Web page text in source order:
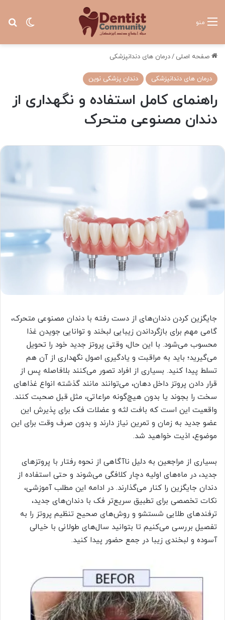
تغییر منو
صفحه اصلی /درمان های دندانپزشکی
درمان های دندانپزشکی دندان پزشکی نوین
راهنمای کامل استفاده و نگهداری از
دندان مصنوعی متحرک
جایگزین کردن دندان‌های از دست رفته با دندان مصنوعی متحرک،
گامی مهم برای بازگرداندن زیبایی لبخند و توانایی جویدن غذا
محسوب می‌شود. با این حال، وقتی پروتز جدید خود را تحویل
می‌گیرید؛ باید به مراقبت و یادگیری اصول نگهداری از آن هم
تسلط پیدا کنید. بسیاری از افراد تصور می‌کنند بلافاصله پس از
قرار دادن پروتز داخل دهان، می‌توانند مانند گذشته انواع غذاهای
سخت را بجوند یا بدون هیچ‌گونه مراعاتی، مثل قبل صحبت کنند.
واقعیت این است که بافت لثه و عضلات فک برای پذیرش این
عضو جدید به زمان و تمرین نیاز دارند و بدون صرف وقت برای این
موضوع، اذیت خواهید شد.
بسیاری از مراجعین به دلیل ناآگاهی از نحوه رفتار با پروتزهای
جدید، در ماه‌های اولیه دچار کلافگی می‌شوند و حتی استفاده از
دندان جایگزین را کنار می‌گذارند. در ادامه این مطلب آموزشی،
نکات تخصصی برای تطبیق سریع‌تر فک با دندان‌های جدید،
ترفندهای طلایی شستشو و روش‌های صحیح تنظیم پروتز را به
تفصیل بررسی می‌کنیم تا بتوانید سال‌های طولانی با خیالی
آسوده و لبخندی زیبا در جمع حضور پیدا کنید.